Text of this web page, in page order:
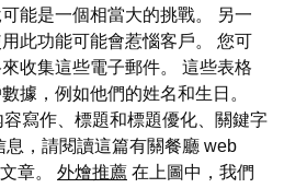
能是一個相當大的挑戰。 另一
此功能可能會惹惱客戶。 您可
收集這些電子郵件。 這些表格
據，例如他們的姓名和生日。
寫作、標題和標題優化、關鍵字
，請閱讀這篇有關餐廳 web
章。 外燴推薦 在上圖中，我們